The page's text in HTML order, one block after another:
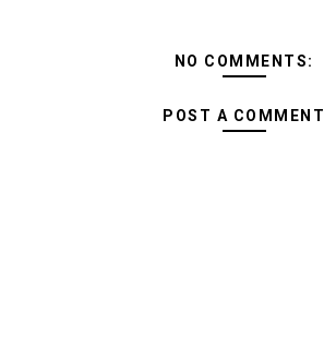
NO COMMENTS:
POST A COMMENT